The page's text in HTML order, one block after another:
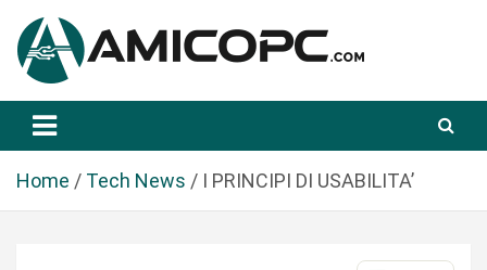
a
Amicopc.com
Home Tech News I PRINCIPI DI USABILITA’